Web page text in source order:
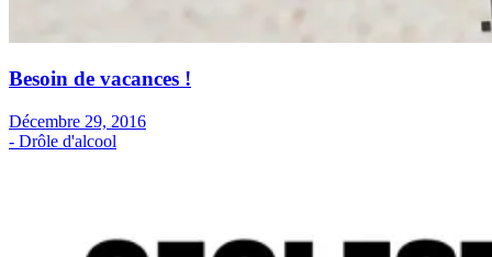
Besoin de vacances !
Décembre 29, 2016
- Drôle d'alcool